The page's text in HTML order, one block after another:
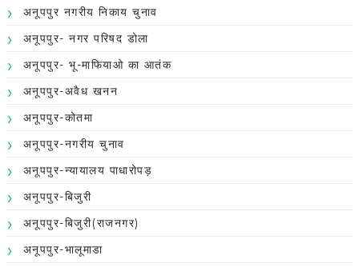
अनूपपुर नगरीय निकाय चुनाव
अनूपपुर- नगर परिषद डोला
अनूपपुर- भू-माफियाओ का आतंक
अनूपपुर-अवैध खनन
अनूपपुर-कोतमा
अनूपपुर-नगरीय चुनाव
अनूपपुर-न्यायालय पाधारोपड़
अनूपपुर-बिजुरी
अनूपपुर-बिजुरी(राजनगर)
अनूपपुर-भालूमाडा